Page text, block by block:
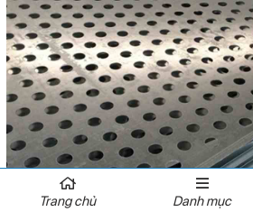
Trang chủ Danh mục